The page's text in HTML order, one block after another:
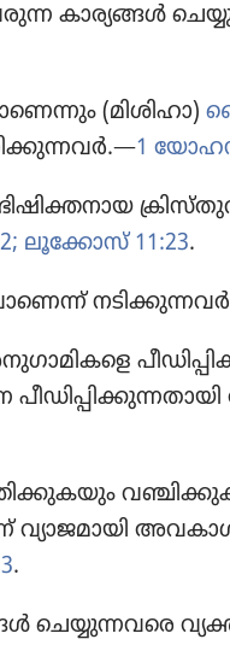
കാര്യങ്ങൾ
(മിശിഹാ)
1
ലൂക്കോസ്‌ 11:23.
വ്യാജ​മാ​യി
.
ചെയ്യു​ന്ന​വ​രെ